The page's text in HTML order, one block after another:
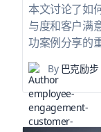
本文讨论了如
与度和客户满
功案例分享的
By巴克励步